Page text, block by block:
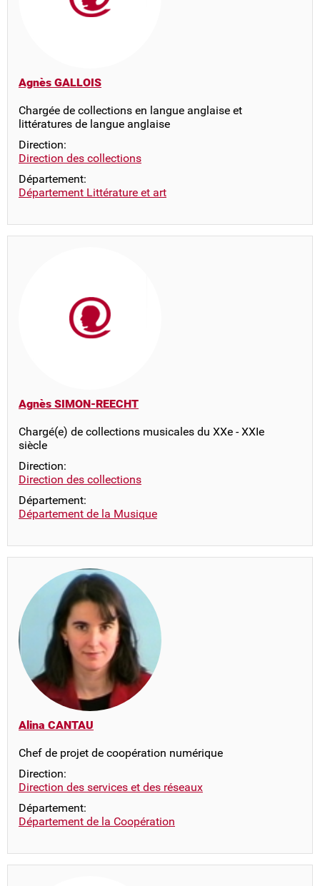
Agnès GALLOIS
Chargée de collections en langue anglaise et
littératures de langue anglaise
Direction:
Direction des collections
Département:
Département Littérature et art
Agnès SIMON-REECHT
Chargé(e) de collections musicales du XXe - XXIe
siècle
Direction:
Direction des collections
Département:
Département de la Musique
Alina CANTAU
Chef de projet de coopération numérique
Direction:
Direction des services et des réseaux
Département:
Département de la Coopération